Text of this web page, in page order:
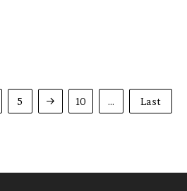
5 10 ... Last